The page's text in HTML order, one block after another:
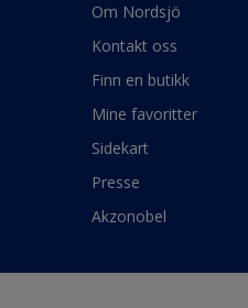
Om Nordsjö
Kontakt oss
Finn en butikk
Mine favoritter
Sidekart
Presse
Akzonobel